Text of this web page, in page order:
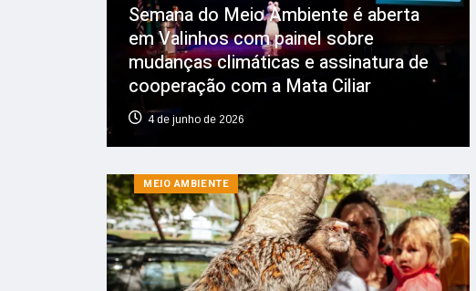
Semana do Meio Ambiente é aberta
em Valinhos com painel sobre
mudanças climáticas e assinatura de
cooperação com a Mata Ciliar
4 de junho de 2026
MEIO AMBIENTE